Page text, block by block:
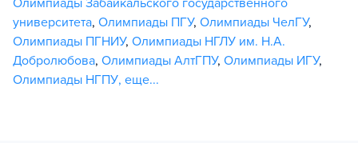
Олимпиады Забайкальского государственного
университета, Олимпиады ПГУ, Олимпиады ЧелГУ,
Олимпиады ПГНИУ, Олимпиады НГЛУ им. Н.А.
Добролюбова, Олимпиады АлтГПУ, Олимпиады ИГУ,
Олимпиады НГПУ, еще...